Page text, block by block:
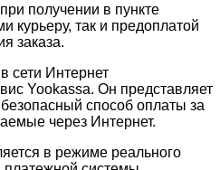
получении в пункте
курьеру, так и предоплатой
заказа.
сети Интернет
Yookassa. Он представляет
способ оплаты за
через Интернет.
в режиме реального